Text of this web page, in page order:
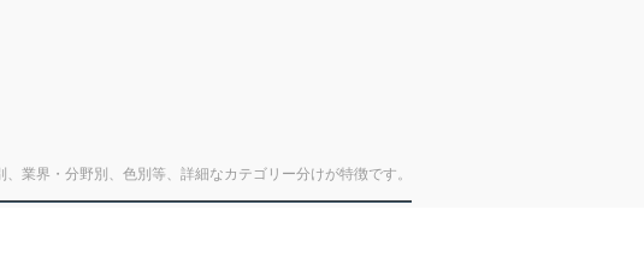
業界・分野別、色別等、詳細なカテゴリー分けが特徴です。